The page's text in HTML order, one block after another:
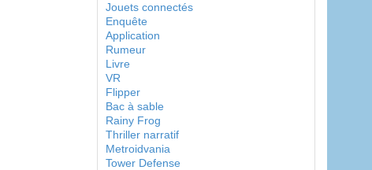
Jouets connectés
Enquête
Application
Rumeur
Livre
VR
Flipper
Bac à sable
Rainy Frog
Thriller narratif
Metroidvania
Tower Defense